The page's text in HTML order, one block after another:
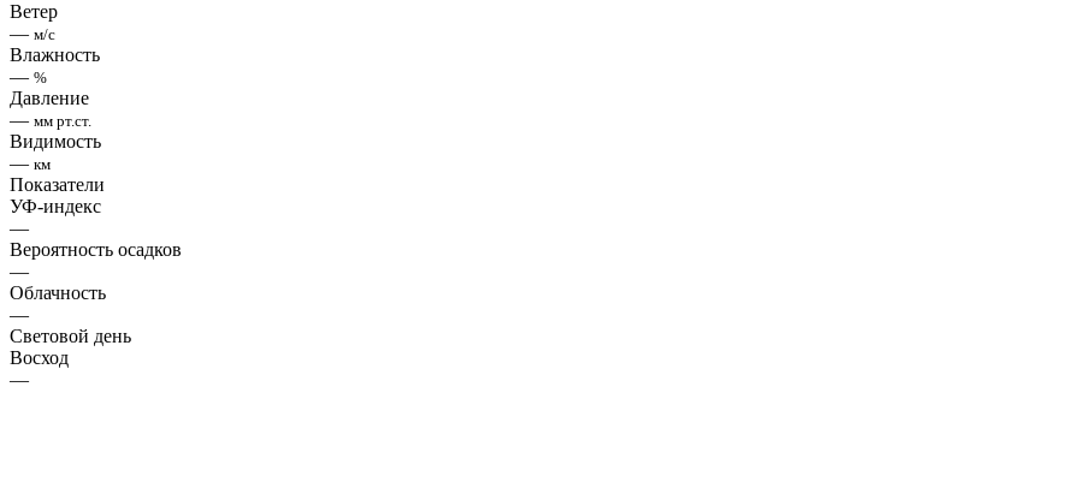
Ветер
— м/с
Влажность
— %
Давление
— мм рт.ст.
Видимость
— км
Показатели
УФ-индекс
—
Вероятность осадков
—
Облачность
—
Световой день
Восход
—